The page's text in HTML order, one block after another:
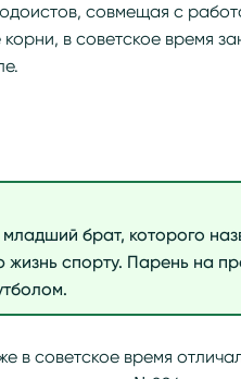
совмещая с
в советское время
брат, которого
жизнь спорту. Парень на
в советское время